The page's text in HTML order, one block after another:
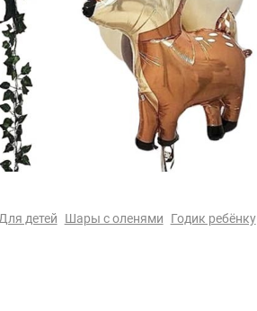
Для детей Шары с оленями Годик ребёнку